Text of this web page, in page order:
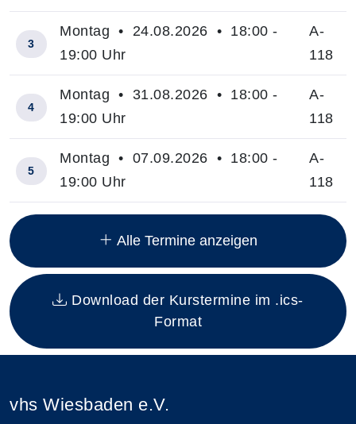
Insgesamt gibt es 7 Termine zum diesen Kurs
3
Montag • 24.08.2026 • 18:00 -
19:00 Uhr
A-
118
4
Montag • 31.08.2026 • 18:00 -
19:00 Uhr
A-
118
5
Montag • 07.09.2026 • 18:00 -
19:00 Uhr
A-
118
Alle Termine anzeigen
Download der Kurstermine im .ics-
Format
vhs Wiesbaden e.V.